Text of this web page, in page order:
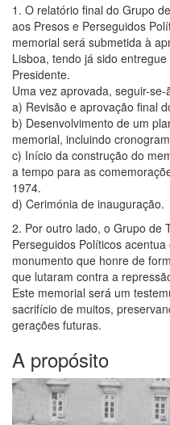
1. O relatório final do Grupo
aos Presos e Perseguidos
memorial será submetida à
Lisboa, tendo já sido
Presidente.
Uma vez aprovada, seguir-se-
a) Revisão e aprovação final
b) Desenvolvimento de um
memorial, incluindo
c) Início da construção do
a tempo para as
1974.
d) Cerimónia de inauguração.
2. Por outro lado, o Grupo de
Perseguidos Políticos
monumento que honre de
que lutaram contra a
Este memorial será um
sacrifício de muitos,
gerações futuras.
A propósito